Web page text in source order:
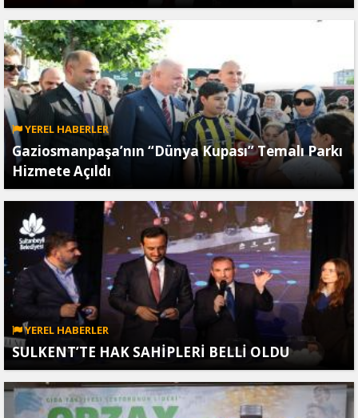
YEREL HABERLER
Gaziosmanpaşa’nın “Dünya Kupası” Temalı Parkı
Hizmete Açıldı
YEREL HABERLER
SULKENT’TE HAK SAHİPLERİ BELLİ OLDU